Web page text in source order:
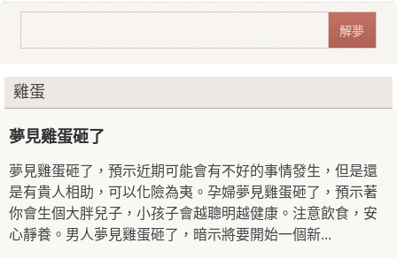
雞蛋
夢見雞蛋砸了
夢見雞蛋砸了，預示近期可能會有不好的事情發生，但是還
是有貴人相助，可以化險為夷。孕婦夢見雞蛋砸了，預示著
你會生個大胖兒子，小孩子會越聰明越健康。注意飲食，安
心靜養。男人夢見雞蛋砸了，暗示將要開始一個新...